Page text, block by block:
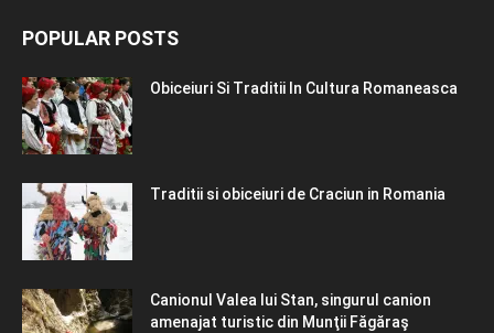
POPULAR POSTS
Obiceiuri Si Traditii In Cultura Romaneasca
Traditii si obiceiuri de Craciun in Romania
Canionul Valea lui Stan, singurul canion
amenajat turistic din Munţii Făgăraş